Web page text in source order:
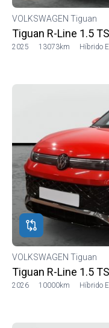
VOLKSWAGEN Tiguan
Tiguan R-Line 1.5
2025 13073km Híbrido
VOLKSWAGEN Tiguan
Tiguan R-Line 1.5
2026 10000km Híbrido